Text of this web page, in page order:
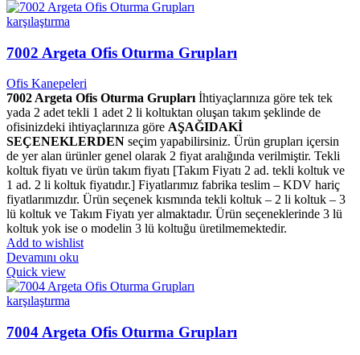
karşılaştırma
7002 Argeta Ofis Oturma Grupları
Ofis Kanepeleri
7002 Argeta Ofis Oturma Grupları İhtiyaçlarınıza göre tek tek
yada 2 adet tekli 1 adet 2 li koltuktan oluşan takım şeklinde de
ofisinizdeki ihtiyaçlarınıza göre AŞAĞIDAKİ
SEÇENEKLERDEN seçim yapabilirsiniz. Ürün grupları içersin
de yer alan ürünler genel olarak 2 fiyat aralığında verilmiştir. Tekli
koltuk fiyatı ve ürün takım fiyatı [Takım Fiyatı 2 ad. tekli koltuk ve
1 ad. 2 li koltuk fiyatıdır.] Fiyatlarımız fabrika teslim – KDV hariç
fiyatlarımızdır. Ürün seçenek kısmında tekli koltuk – 2 li koltuk – 3
lü koltuk ve Takım Fiyatı yer almaktadır. Ürün seçeneklerinde 3 lü
koltuk yok ise o modelin 3 lü koltuğu üretilmemektedir.
Add to wishlist
Devamını oku
Quick view
karşılaştırma
7004 Argeta Ofis Oturma Grupları